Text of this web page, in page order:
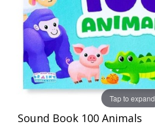
Tap to expand
Sound Book 100 Animals